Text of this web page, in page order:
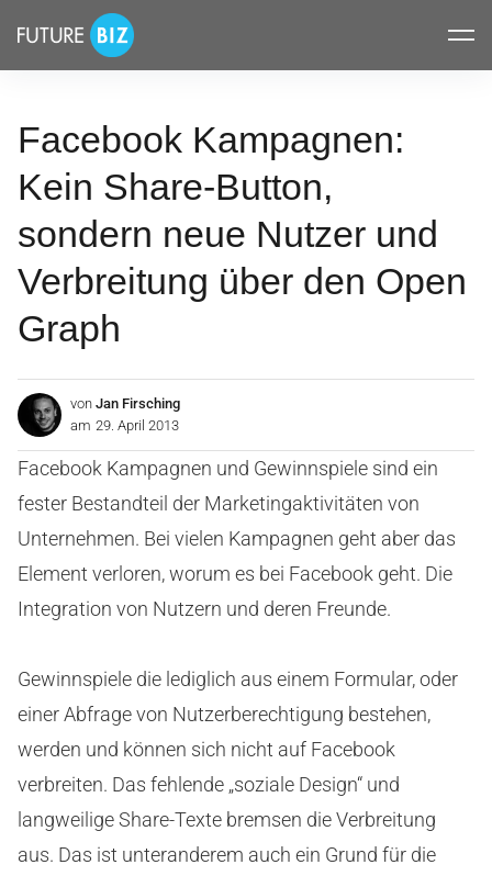
überspringen
FUTUREBIZ
Facebook Kampagnen:
Kein Share-Button,
sondern neue Nutzer und
Verbreitung über den Open
Graph
von Jan Firsching
am 29. April 2013
Facebook Kampagnen und Gewinnspiele sind ein
fester Bestandteil der Marketingaktivitäten von
Unternehmen. Bei vielen Kampagnen geht aber das
Element verloren, worum es bei Facebook geht. Die
Integration von Nutzern und deren Freunde.
Gewinnspiele die lediglich aus einem Formular, oder
einer Abfrage von Nutzerberechtigung bestehen,
werden und können sich nicht auf Facebook
verbreiten. Das fehlende „soziale Design“ und
langweilige Share-Texte bremsen die Verbreitung
aus. Das ist unteranderem auch ein Grund für die